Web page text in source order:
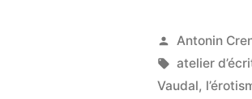
Publié
par
Antonin
Étiquettes :
atelier
Vaudal,